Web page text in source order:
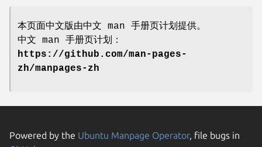
本页面中文版由中文 man 手册页计划提供。
中文 man 手册页计划：
https://github.com/man-pages-
zh/manpages-zh
Powered by the Ubuntu Manpage Operator, file bugs in